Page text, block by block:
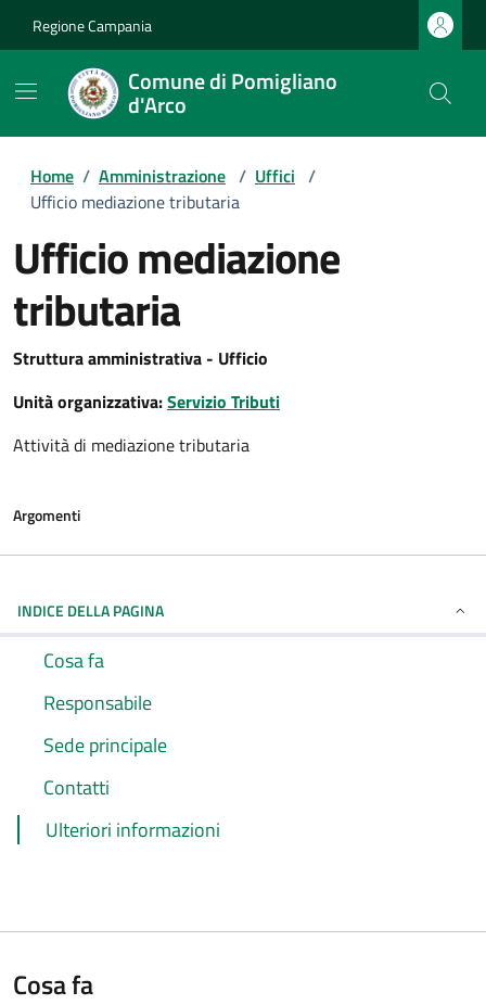
Regione Campania
Comune di Pomigliano
d'Arco
Home / Amministrazione / Uffici /
Ufficio mediazione tributaria
Ufficio mediazione
tributaria
Struttura amministrativa - Ufficio
Unità organizzativa:Servizio Tributi
Attività di mediazione tributaria
Argomenti
INDICE DELLA PAGINA
Cosa fa
Responsabile
Sede principale
Contatti
Ulteriori informazioni
Cosa fa